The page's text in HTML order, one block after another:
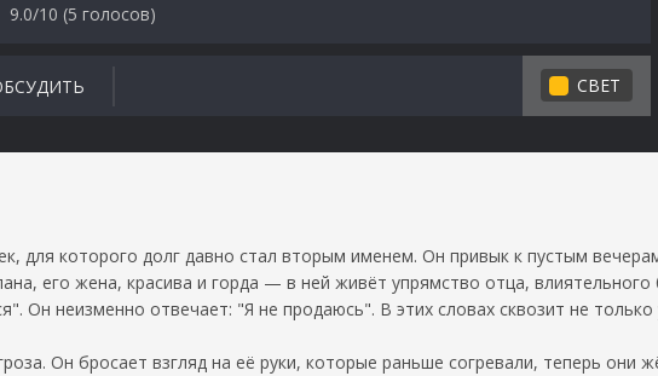
9.0/10 (5 голосов)
СВЕТ
для которого долг давно стал вторым именем. Он привык к пустым
его жена, красива и горда — в ней живёт упрямство отца,
Он неизменно отвечает: "Я не продаюсь". В этих словах сквозит не
Он бросает взгляд на её руки, которые раньше согревали, теперь они